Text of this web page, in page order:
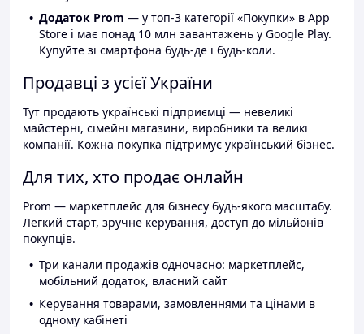
Додаток Prom — у топ-3 категорії «Покупки» в App
Store і має понад 10 млн завантажень у Google Play.
Купуйте зі смартфона будь-де і будь-коли.
Продавці з усієї України
Тут продають українські підприємці — невеликі
майстерні, сімейні магазини, виробники та великі
компанії. Кожна покупка підтримує український бізнес.
Для тих, хто продає онлайн
Prom — маркетплейс для бізнесу будь-якого масштабу.
Легкий старт, зручне керування, доступ до мільйонів
покупців.
Три канали продажів одночасно: маркетплейс,
мобільний додаток, власний сайт
Керування товарами, замовленнями та цінами в
одному кабінеті